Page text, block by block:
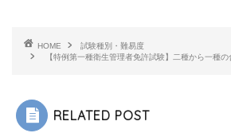
HOME
試験種別・難易度
【特例第一種衛生管理者免許試験】二種から一種
RELATED POST